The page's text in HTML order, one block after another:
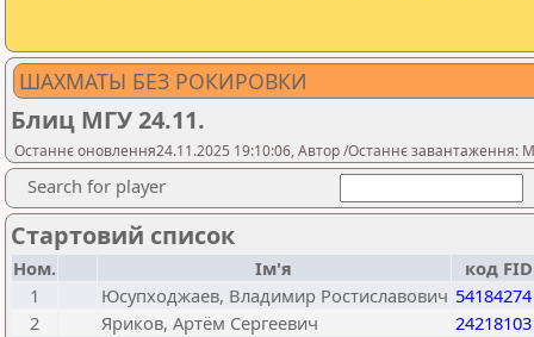
ШАХМАТЫ БЕЗ РОКИРОВКИ
Блиц МГУ 24.11.
Останнє оновлення24.11.2025 19:10:06, Автор /Останнє завантаження:
Search for player
Стартовий список
Ном. Ім'я
код
1
Юсупходжаев, Владимир Ростиславович 54184274
2
Яриков, Артём Сергеевич
24218103